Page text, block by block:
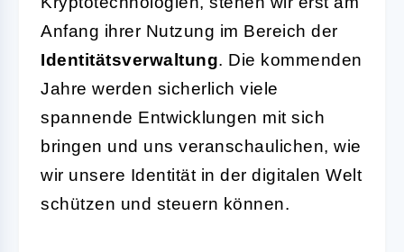
Anfang ihrer Nutzung im Bereich der
Identitätsverwaltung. Die kommenden
Jahre werden sicherlich viele
spannende Entwicklungen mit sich
bringen und uns veranschaulichen, wie
wir unsere Identität in der digitalen Welt
schützen und steuern können.